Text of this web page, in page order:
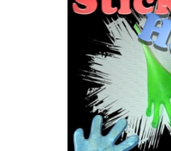
Katalog & Preisliste bestellen
Anfragen-Korb